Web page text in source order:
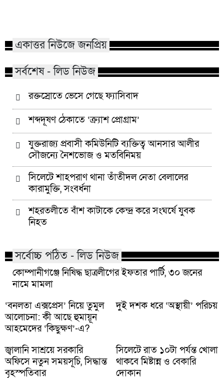
একাত্তর নিউজে জনপ্রিয়
ইফতার পার্টি, ৩০ জনের নামে মামলা
এসএসসি
সর্বশেষ - লিড নিউজ
রক্তস্রোতে ভেসে গেছে ফ্যাসিবাদ
শব্দদূষণ ঠেকাতে ‘ক্র্যাশ প্রোগ্রাম’
যুক্তরাজ্য প্রবাসী কমিউনিটি ব্যক্তিত্ব আনসার আলীর
সৌজন্যে নৈশভোজ ও মতবিনিময়
সিলেটে শাহপরাণ থানা তাঁতীদল নেতা বেলালের
কারামুক্তি, সংবর্ধনা
শহরতলীতে বাঁশ কাটাকে কেন্দ্র করে সংঘর্ষে যুবক
নিহত
সর্বোচ্চ পঠিত - লিড নিউজ
কোম্পানীগঞ্জে নিষিদ্ধ ছাত্রলীগের ইফতার পার্টি, ৩০ জনের
নামে মামলা
‘বনলতা এক্সপ্রেস’ নিয়ে তুমুল
আলোচনা: কী আছে হুমায়ূন
আহমেদের ‘কিছুক্ষণ’-এ?
দুই দশক ধরে ‘অস্থায়ী’ পরিচয়
জ্বালানি সাশ্রয়ে সরকারি
অফিসে নতুন সময়সূচি, সিদ্ধান্ত
বৃহস্পতিবার
সিলেটে রাত ১০টা পর্যন্ত খোলা
থাকবে মিষ্টান্ন ও বেকারি
দোকান